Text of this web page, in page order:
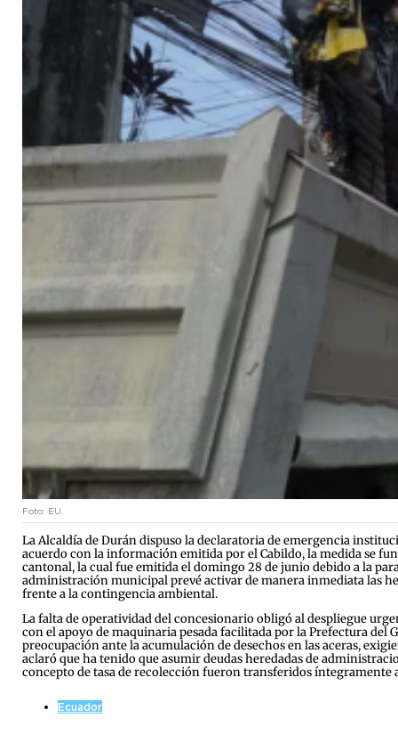
Foto: EU.
La Alcaldía de Durán dispuso la declaratoria de emergencia
acuerdo con la información emitida por el Cabildo, la medida se
cantonal, la cual fue emitida el domingo 28 de junio debido a la
administración municipal prevé activar de manera inmediata las
frente a la contingencia ambiental.
La falta de operatividad del concesionario obligó al despliegue
con el apoyo de maquinaria pesada facilitada por la Prefectura del
preocupación ante la acumulación de desechos en las aceras,
aclaró que ha tenido que asumir deudas heredadas de
concepto de tasa de recolección fueron transferidos íntegramente
Ecuador